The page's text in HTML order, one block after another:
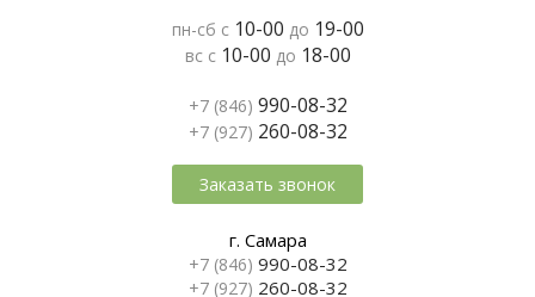
пн-сб с 10-00 до 19-00
вс с 10-00 до 18-00
+7 (846) 990-08-32
+7 (927) 260-08-32
Заказать звонок
г. Самара
+7 (846) 990-08-32
+7 (927) 260-08-32